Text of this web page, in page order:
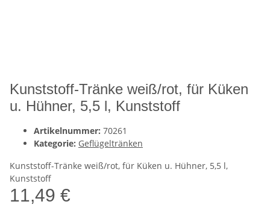
Kunststoff-Tränke weiß/rot, für Küken
u. Hühner, 5,5 l, Kunststoff
Artikelnummer: 70261
Kategorie: Geflügeltränken
Kunststoff-Tränke weiß/rot, für Küken u. Hühner, 5,5 l,
Kunststoff
11,49 €